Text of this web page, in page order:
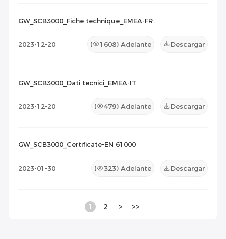
GW_SCB3000_Fiche technique_EMEA-FR
2023-12-20 ( 1608) Adelante Descargar
GW_SCB3000_Dati tecnici_EMEA-IT
2023-12-20 ( 479) Adelante Descargar
GW_SCB3000_Certificate-EN 61000
2023-01-30 ( 323) Adelante Descargar
1 2 > >>